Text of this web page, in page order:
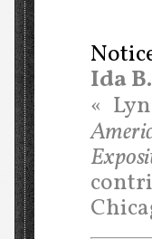
Ida
«